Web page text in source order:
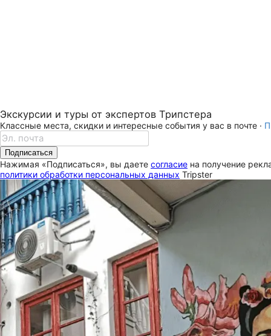
Экскурсии и туры от экспертов Трипстера
Классные места, скидки и интересные события у вас в почте ·
Подписаться
Нажимая «Подписаться», вы даете согласие на получение
политики обработки персональных данных Tripster